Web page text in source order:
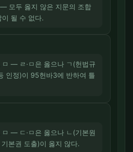
모두 옳지 않은 지문의 조합
될 수 없다.
ㅁ — ㄹ·ㅁ은 옳으나 ㄱ(헌법규
인정)이 95헌바3에 반하여 틀
ㅁ — ㄷ·ㅁ은 옳으나 ㄴ(기본원
본권 도출)이 옳지 않다.